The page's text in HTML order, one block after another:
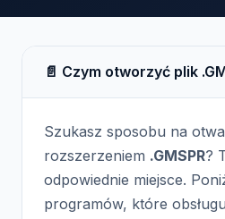
📄 Czym otworzyć plik
Szukasz sposobu na
rozszerzeniem .GMSPR?
odpowiednie miejsce.
programów, które